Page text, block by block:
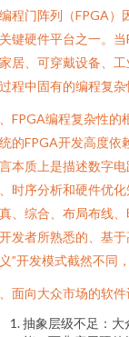
程门阵列（FPGA）
键硬件平台之一。
居、可穿戴设备、
程中固有的编程复杂
FPGA编程复杂性的
的FPGA开发高度依
本质上是描述数字
时序分析和硬件优
、综合、布局布线
发者所熟悉的、基
”开发模式截然不同
面向大众市场的软
抽象层级不足：大